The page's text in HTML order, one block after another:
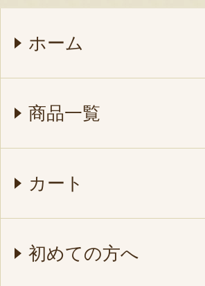
ホーム
商品一覧
カート
初めての方へ